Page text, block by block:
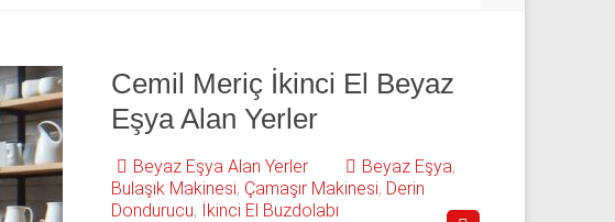
Cemil Meriç İkinci El Beyaz
Eşya Alan Yerler
Beyaz Eşya Alan Yerler Beyaz Eşya,
Bulaşık Makinesi, Çamaşır Makinesi, Derin
Dondurucu, İkinci El Buzdolabı